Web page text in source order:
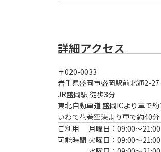
詳細アクセス
〒020-0033
岩手県盛岡市盛岡駅前北通2-
JR盛岡駅 徒歩3分
東北自動車道 盛岡ICより車で
いわて花巻空港より車で約40分
ご利用
可能時間
月曜日：09:00〜21:00
火曜日：09:00〜21:00